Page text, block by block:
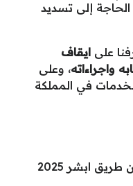
إلى تسديد
على ايقاف
واجراءاته، وعلى
في المملكة
طريقة نقل كفالة سائق خاص عن طريق ابشر 2025